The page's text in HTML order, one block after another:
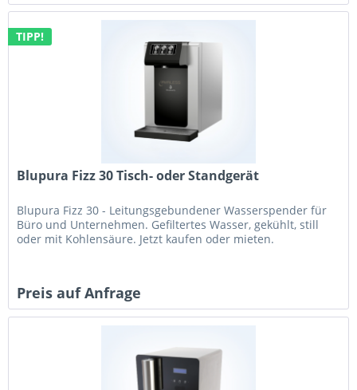
TIPP!
Blupura Fizz 30 Tisch- oder Standgerät
Blupura Fizz 30 - Leitungsgebundener Wasserspender für
Büro und Unternehmen. Gefiltertes Wasser, gekühlt, still
oder mit Kohlensäure. Jetzt kaufen oder mieten.
Preis auf Anfrage